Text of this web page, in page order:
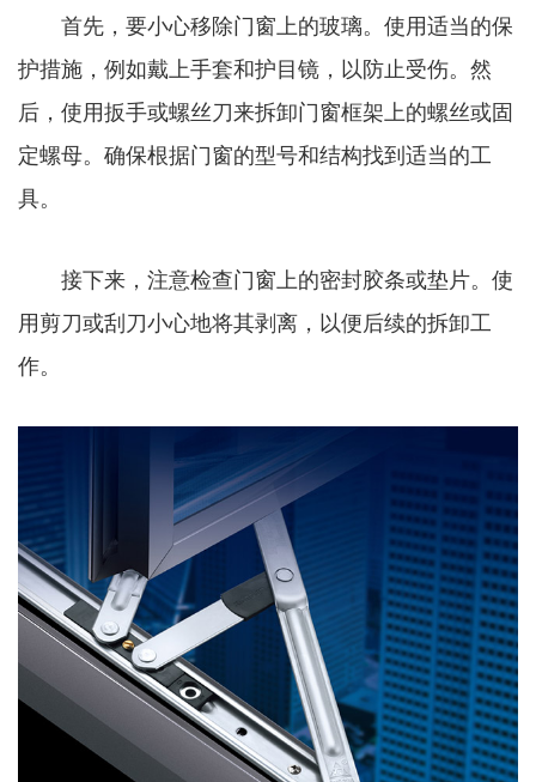
首先，要小心移除门窗上的玻璃。使用适当的保
护措施，例如戴上手套和护目镜，以防止受伤。然
后，使用扳手或螺丝刀来拆卸门窗框架上的螺丝或固
定螺母。确保根据门窗的型号和结构找到适当的工
具。
接下来，注意检查门窗上的密封胶条或垫片。使
用剪刀或刮刀小心地将其剥离，以便后续的拆卸工
作。